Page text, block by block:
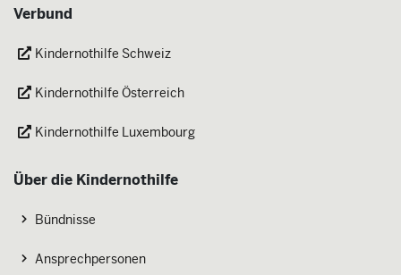
Verbund
Kindernothilfe Schweiz
Kindernothilfe Österreich
Kindernothilfe Luxembourg
Über die Kindernothilfe
Bündnisse
Ansprechpersonen